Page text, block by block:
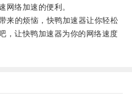
网络加速的便利。
的烦恼，快鸭加速器让你轻松
，让快鸭加速器为你的网络速度